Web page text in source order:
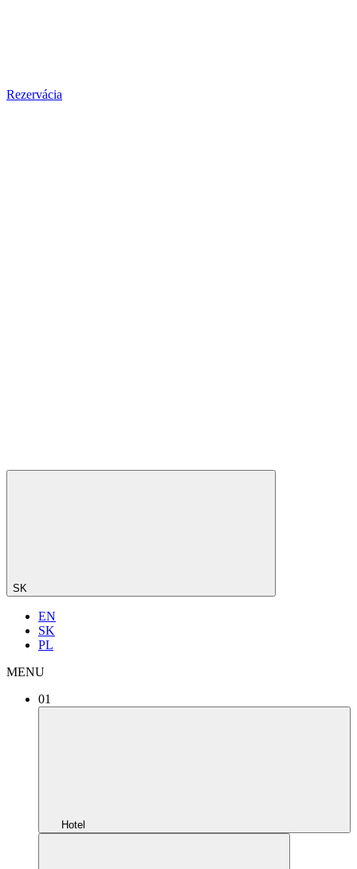
Rezervácia
SK
EN
SK
PL
MENU
01
Hotel